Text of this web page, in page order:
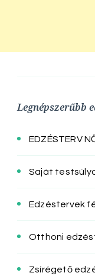
Legnépszerűbb
EDZÉSTERV
Saját
Edzéstervek
Otthoni
Zsírégető